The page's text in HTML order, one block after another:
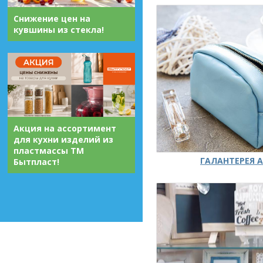
Снижение цен на
кувшины из стекла!
Акция на ассортимент
для кухни изделий из
пластмассы ТМ
Бытпласт!
ГАЛАНТЕРЕЯ